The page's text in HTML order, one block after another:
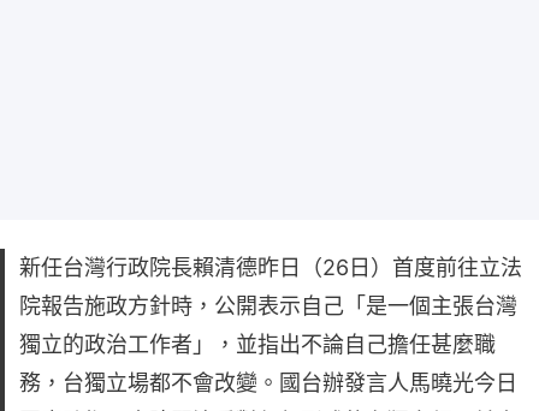
新任台灣行政院長賴清德昨日（26日）首度前往立法
院報告施政方針時，公開表示自己「是一個主張台灣
獨立的政治工作者」，並指出不論自己擔任甚麼職
務，台獨立場都不會改變。國台辦發言人馬曉光今日